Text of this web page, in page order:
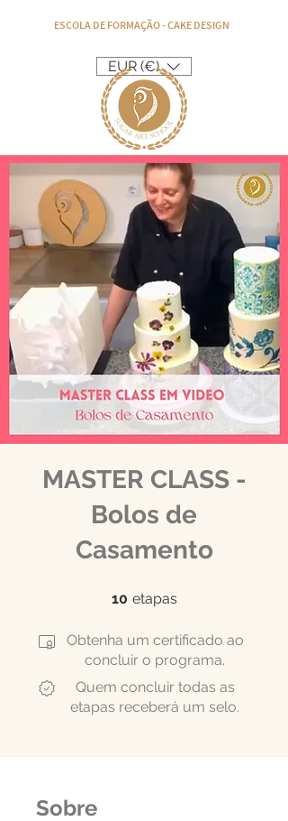
ESCOLA DE FORMAÇÃO - CAKE DESIGN
EUR (€)
MASTER CLASS -
Bolos de
Casamento
10 etapas
Obtenha um certificado ao
concluir o programa.
Quem concluir todas as
etapas receberá um selo.
Sobre